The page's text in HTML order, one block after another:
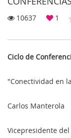
BLOG
CLUB
10637 1
Ciclo de
"Conectividad en
Carlos Manterola
Vicepresidente